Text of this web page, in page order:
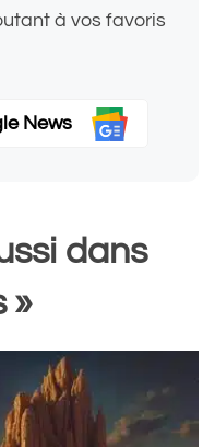
à vos favoris
News
dans
»